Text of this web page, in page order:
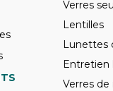
Verres
Lentilles
Lunettes
Entretien
Verres